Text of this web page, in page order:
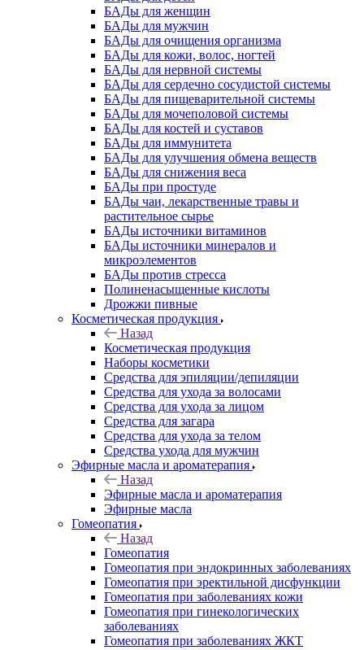
БАДы для женщин
БАДы для мужчин
БАДы для очищения организма
БАДы для кожи, волос, ногтей
БАДы для нервной системы
БАДы для сердечно сосудистой системы
БАДы для пищеварительной системы
БАДы для мочеполовой системы
БАДы для костей и суставов
БАДы для иммунитета
БАДы для улучшения обмена веществ
БАДы для снижения веса
БАДы при простуде
БАДы чаи, лекарственные травы и
растительное сырье
БАДы источники витаминов
БАДы источники минералов и
микроэлементов
БАДы против стресса
Полиненасыщенные кислоты
Дрожжи пивные
Косметическая продукция
Назад
Косметическая продукция
Наборы косметики
Средства для эпиляции/депиляции
Средства для ухода за волосами
Средства для ухода за лицом
Средства для загара
Средства для ухода за телом
Средства ухода для мужчин
Эфирные масла и ароматерапия
Назад
Эфирные масла и ароматерапия
Эфирные масла
Гомеопатия
Назад
Гомеопатия
Гомеопатия при эндокринных заболеваниях
Гомеопатия при эректильной дисфункции
Гомеопатия при заболеваниях кожи
Гомеопатия при гинекологических
заболеваниях
Гомеопатия при заболеваниях ЖКТ